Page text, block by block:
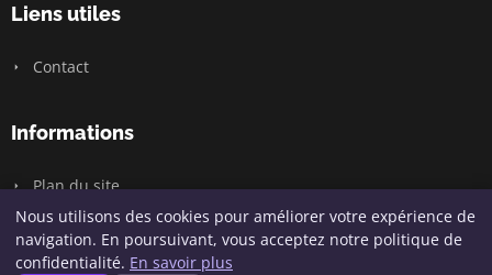
Liens utiles
Contact
Informations
Plan du site
Nous utilisons des cookies pour améliorer votre expérience de
navigation. En poursuivant, vous acceptez notre politique de
confidentialité. En savoir plus